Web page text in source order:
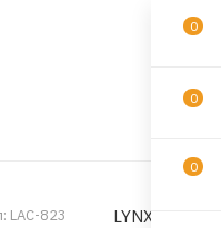
LAC-823 LYNXauto
0
0
0